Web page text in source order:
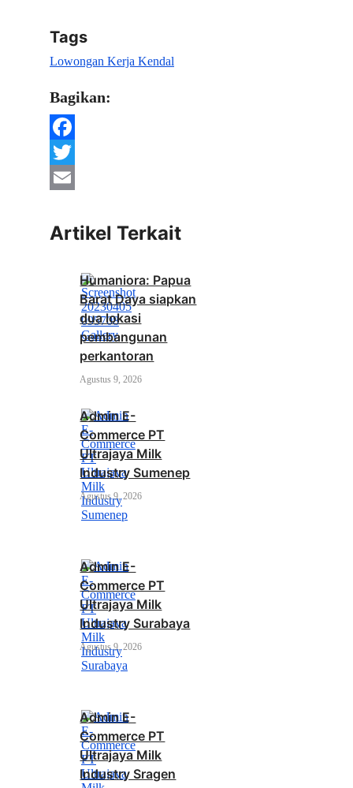
Tags
Lowongan Kerja Kendal
Bagikan:
Facebook
Twitter
Artikel Terkait
Humaniora: Papua
Barat Daya siapkan
dua lokasi
pembangunan
perkantoran
Agustus 9, 2026
Admin E-
Commerce PT
Ultrajaya Milk
Industry Sumenep
Agustus 9, 2026
Admin E-
Commerce PT
Ultrajaya Milk
Industry Surabaya
Agustus 9, 2026
Admin E-
Commerce PT
Ultrajaya Milk
Industry Sragen